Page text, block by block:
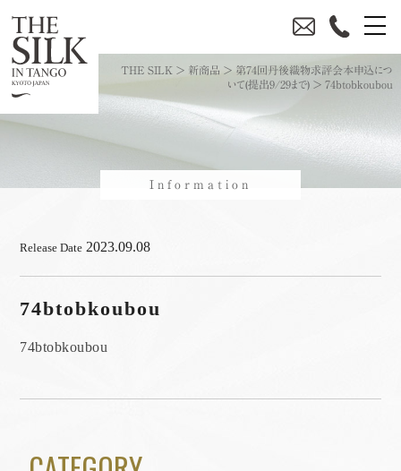
THE SILK > 新商品 > 第74回丹後織物求評会本申込につ
いて(提出9/29まで) >74btobkoubou
Information
Release Date 2023.09.08
74btobkoubou
74btobkoubou